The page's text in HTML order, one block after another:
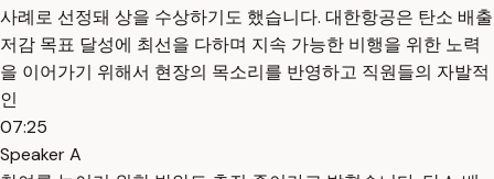
사례로 선정돼 상을 수상하기도 했습니다. 대한항공은 탄소 배출
저감 목표 달성에 최선을 다하며 지속 가능한 비행을 위한 노력
을 이어가기 위해서 현장의 목소리를 반영하고 직원들의 자발적
인
07:25
Speaker A